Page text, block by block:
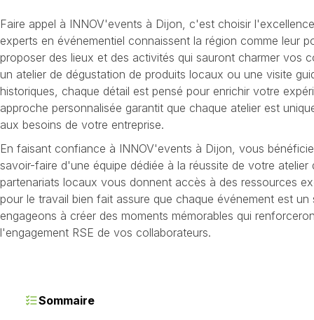
Faire appel à INNOV'events à Dijon, c'est choisir
experts en événementiel connaissent la région comme leur
proposer des lieux et des activités qui sauront charmer vos
un atelier de dégustation de produits locaux ou une visite
historiques, chaque détail est pensé pour enrichir votre
approche personnalisée garantit que chaque atelier est
aux besoins de votre entreprise.
En faisant confiance à INNOV'events à Dijon, vous
savoir-faire d'une équipe dédiée à la réussite de votre atelier
partenariats locaux vous donnent accès à des ressources
pour le travail bien fait assure que chaque événement est
engageons à créer des moments mémorables qui
l'engagement RSE de vos collaborateurs.
Sommaire